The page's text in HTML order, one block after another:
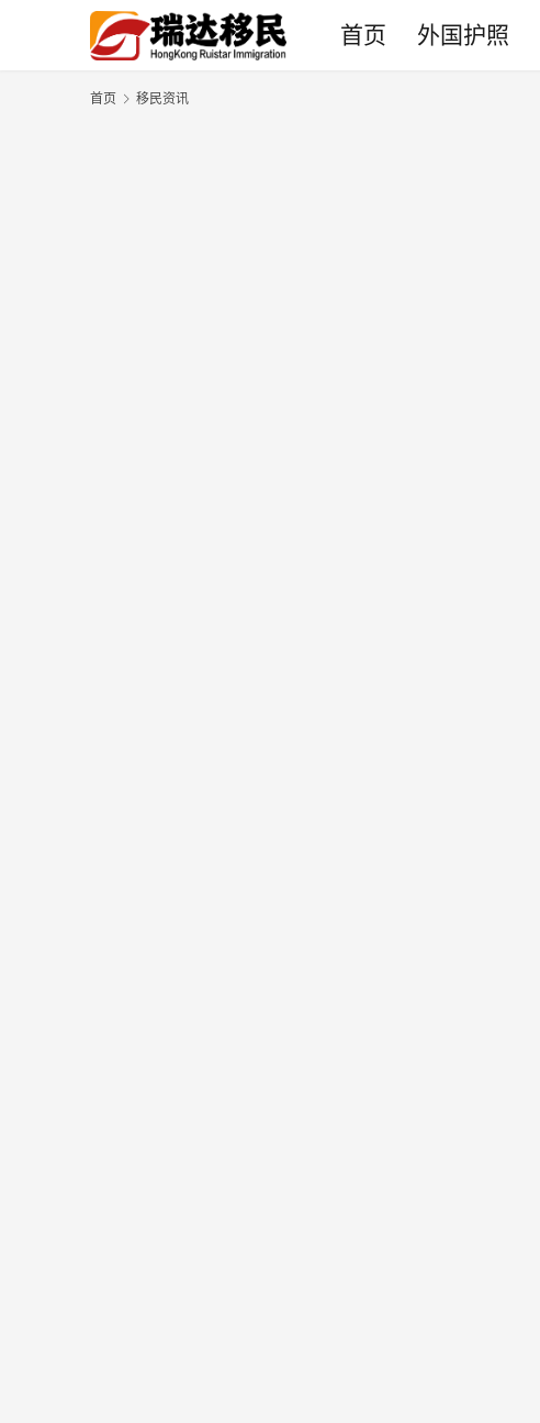
首页 外国护照
首页 移民资讯